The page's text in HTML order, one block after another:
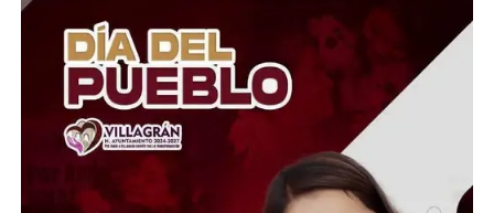
El Presidente del Consejo Consultivo del Sistema DIF
Estatal Guanajuato, Juan Carlos Montesinos Carranza,
señaló que esta iniciativa busca brindar apoyo solidario y
oportuno a quienes atraviesan momentos difíciles, por
lo que convocó a la ciudadanía, al sector empresarial,
asociaciones civiles, grupos voluntarios y sociedad en
general, a sumarse a esta causa mediante la donación de
insumos esenciales.